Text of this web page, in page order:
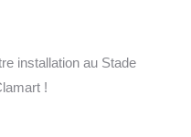
installation au Stade
!